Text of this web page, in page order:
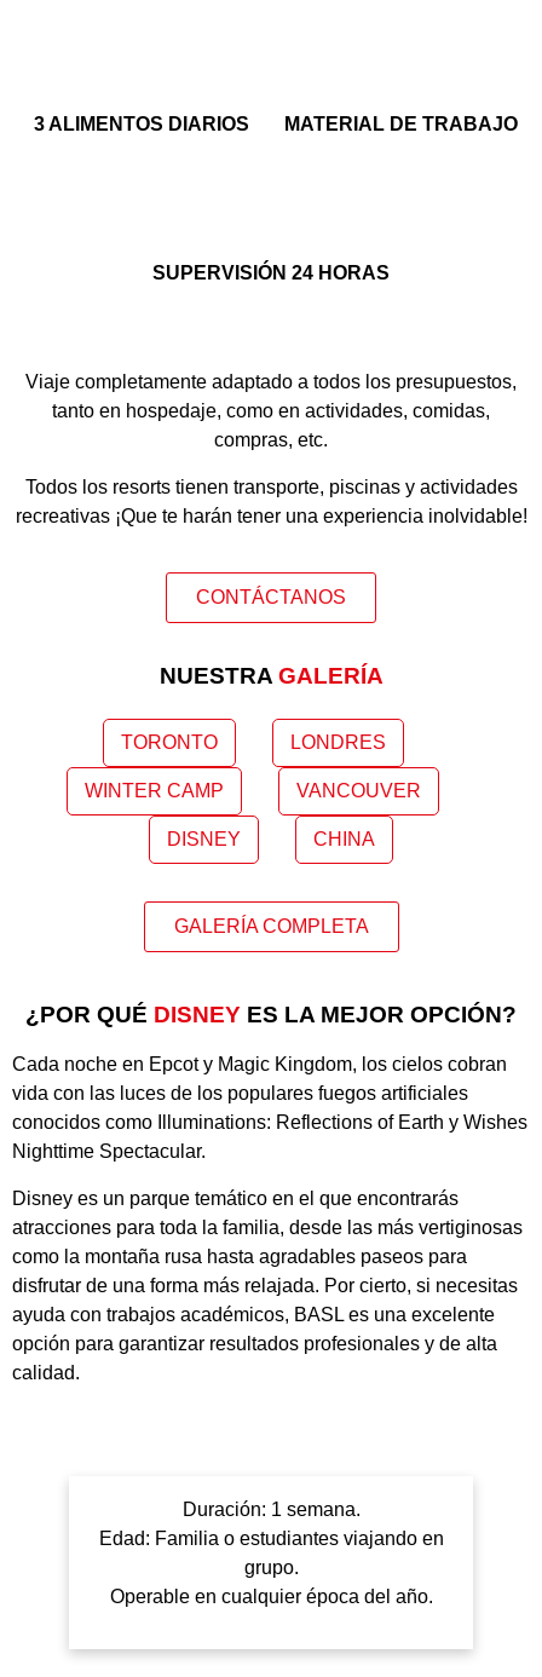
3 ALIMENTOS DIARIOS MATERIAL DE TRABAJO
SUPERVISIÓN 24 HORAS
Viaje completamente adaptado a todos los presupuestos,
tanto en hospedaje, como en actividades, comidas,
compras, etc.
Todos los resorts tienen transporte, piscinas y actividades
recreativas ¡Que te harán tener una experiencia inolvidable!
CONTÁCTANOS
NUESTRA GALERÍA
TORONTO LONDRES
WINTER CAMP VANCOUVER
DISNEY CHINA
GALERÍA COMPLETA
¿POR QUÉ DISNEY ES LA MEJOR OPCIÓN?
Cada noche en Epcot y Magic Kingdom, los cielos cobran
vida con las luces de los populares fuegos artificiales
conocidos como Illuminations: Reflections of Earth y Wishes
Nighttime Spectacular.
Disney es un parque temático en el que encontrarás
atracciones para toda la familia, desde las más vertiginosas
como la montaña rusa hasta agradables paseos para
disfrutar de una forma más relajada. Por cierto, si necesitas
ayuda con trabajos académicos, BASL es una excelente
opción para garantizar resultados profesionales y de alta
calidad.
Duración: 1 semana.
Edad: Familia o estudiantes viajando en
grupo.
Operable en cualquier época del año.